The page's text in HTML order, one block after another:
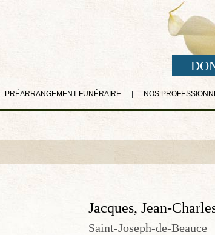
PRÉARRANGEMENT FUNÉRAIRE NOS
Jacques, Jean-
Saint-Joseph-de-Beauce